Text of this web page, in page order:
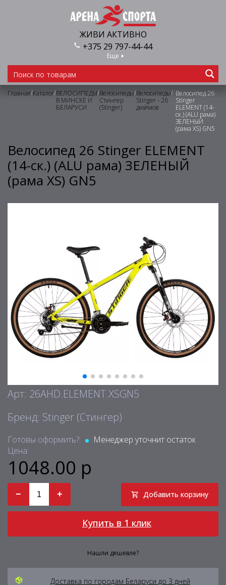
ЖИВИ АКТИВНО
+375 29 797-44-44
Еще
Главная/Каталог/ВЕЛОСИПЕДЫ
В МИНСКЕ И
БЕЛАРУСИ
/Велосипеды
Стингер
(Stinger)
/Велосипеды
Stinger - 26
дюймов
/ Велосипед 26
Stinger
ELEMENT (14-
ск.) (ALU рама)
ЗЕЛЕНЫЙ
(рама XS) GN5
Велосипед 26 Stinger ELEMENT
(14-ск.) (ALU рама) ЗЕЛЕНЫЙ
(рама XS) GN5
Арт: 26AHD.ELEMENT.XSGN5
Бренд: Stinger (Стингер)
Готовы оформить?:
Менеджер уточнит остаток
Цена:
1048.00 р
− + Добавить корзину
Купить в 1 клик
Нашли дешевле?
Доставка по городам Беларуси до 3 дней